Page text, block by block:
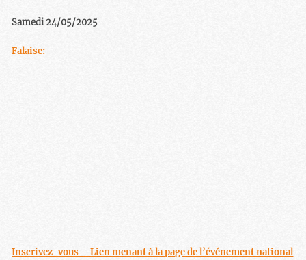
Samedi 24/05/2025
Falaise:
Inscrivez-vous – Lien menant à la page de l’événement national